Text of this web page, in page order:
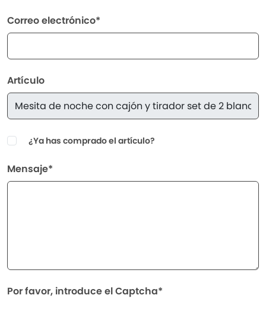
Correo electrónico*
Artículo
¿Ya has comprado el artículo?
Mensaje*
Por favor, introduce el Captcha*